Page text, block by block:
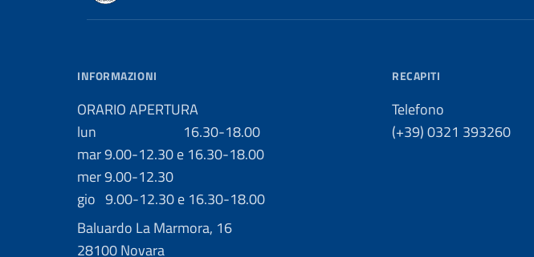
INFORMAZIONI
ORARIO APERTURA
lun 16.30-18.00
mar 9.00-12.30 e 16.30-18.00
mer 9.00-12.30
gio 9.00-12.30 e 16.30-18.00
Baluardo La Marmora, 16
28100 Novara
RECAPITI
Telefono
(+39) 0321 393260